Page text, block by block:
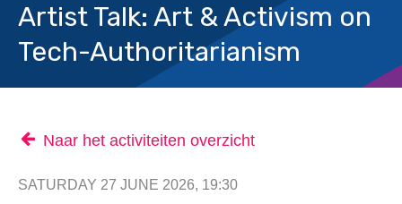
Artist Talk: Art & Activism on
Tech-Authoritarianism
Naar het activiteiten overzicht
SATURDAY 27 JUNE 2026, 19:30